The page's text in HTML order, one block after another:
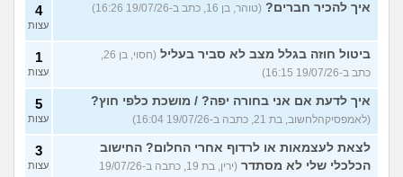
איך להכיר חברים? (טוהר, בן 16, כתב ב-19/07/26 16:26) 4
עצות
ביטול חוזה בגלל מצב לא סביר בעליל
(חסוי, בן 26,
כתב ב-19/07/26 16:15)
1
עצות
איך לדעת אם אני בחורה יפה? / מושכת כלפי חוץ?
(לאמפסיקהלחשוב, בת 21, כתבה ב-19/07/26 16:04)
5
עצות
לצאת לעצמאות או לרדוף אחרי החלום? החישוב
הכלכלי שלי לא מסתדר
(ירין, בת 19, כתבה ב-19/07/26
3
עצות